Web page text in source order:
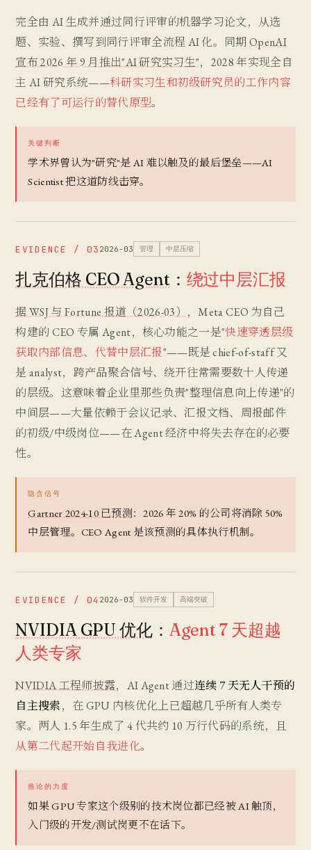
完全由 AI 生成并通过同行评审的机器学习论文，从选
题、实验、撰写到同行评审全流程 AI 化。同期OpenAI
宣布 2026 年 9 月推出"AI 研究实习生"，2028 年实现全自
主 AI 研究系统——科研实习生和初级研究员的工作内容
已经有了可运行的替代原型。
关键判断
学术界曾认为"研究"是 AI 难以触及的最后堡垒——AI
Scientist 把这道防线击穿。
EVIDENCE / 03 2026-03 管理 中层压缩
扎克伯格 CEO Agent ： 绕过中层汇报
据 WSJ 与 Fortune 报道（2026-03） ，Meta CEO 为自己
构建的 CEO 专属 Agent，核心功能之一是"快速穿透层级
获取内部信息、代替中层汇报"——既是 chief-of-staff 又
是 analyst，跨产品聚合信号、绕开往常需要数十人传递
的层级。这意味着企业里那些负责"整理信息向上传递"的
中间层——大量依赖于会议记录、汇报文档、周报邮件
的初级/中级岗位——在 Agent 经济中将失去存在的必要
性。
隐含信号
Gartner 2024-10 已预测：2026 年 20% 的公司将消除 50%
中层管理。CEO Agent 是该预测的具体执行机制。
EVIDENCE / 04 2026-03 软件开发 高端突破
NVIDIA GPU 优化： Agent 7 天超越
人类专家
NVIDIA 工程师披露，AI Agent 通过连续 7 天无人干预的
自主搜索，在 GPU 内核优化上已超越几乎所有人类专
家。两人 1.5 年生成了 4 代共约 10 万行代码的系统，且
从第二代起开始自我进化。
推论的力度
如果 GPU 专家这个级别的技术岗位都已经被 AI 触顶，
入门级的开发/测试岗更不在话下。